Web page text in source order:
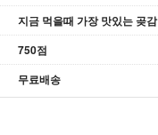
지금 먹을때 가장 맛있는 곶감
750점
무료배송